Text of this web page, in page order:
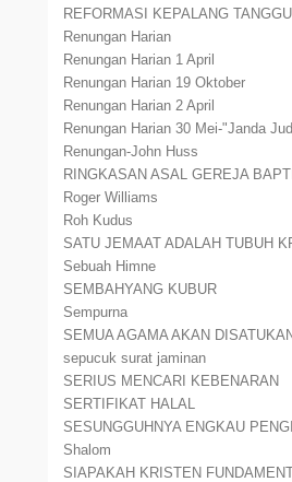
REFORMASI KEPALANG
Renungan Harian
Renungan Harian 1 April
Renungan Harian 19 Oktober
Renungan Harian 2 April
Renungan Harian 30 Mei-"Janda
Renungan-John Huss
RINGKASAN ASAL GEREJA
Roger Williams
Roh Kudus
SATU JEMAAT ADALAH TUBUH
Sebuah Himne
SEMBAHYANG KUBUR
Sempurna
SEMUA AGAMA AKAN
sepucuk surat jaminan
SERIUS MENCARI KEBENARAN
SERTIFIKAT HALAL
SESUNGGUHNYA ENGKAU
Shalom
SIAPAKAH KRISTEN